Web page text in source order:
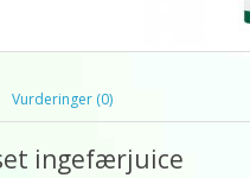
Vurderinger (0)
ingefærjuice